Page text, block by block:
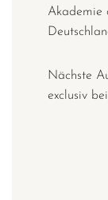
Akademie
Nächste
exclusiv